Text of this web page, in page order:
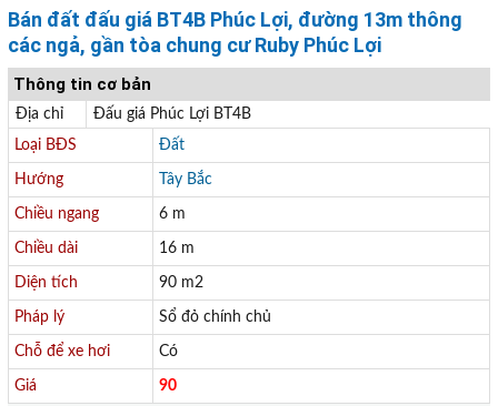
Bán đất đấu giá BT4B Phúc Lợi, đường 13m thông
các ngả, gần tòa chung cư Ruby Phúc Lợi
Thông tin cơ bản
Địa chỉ
Đấu giá Phúc Lợi BT4B
Loại BĐS
Đất
Hướng Tây Bắc
Chiều ngang 6 m
Chiều dài 16 m
Diện tích 90 m2
Pháp lý Sổ đỏ chính chủ
Chỗ để xe hơi Có
Giá 90